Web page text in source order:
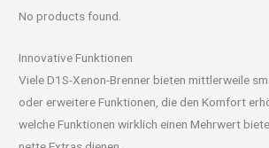
No products found.
Innovative Funktionen
Viele D1S-Xenon-Brenner bieten mittlerweile
oder erweitere Funktionen, die den Komfort
welche Funktionen wirklich einen Mehrwert